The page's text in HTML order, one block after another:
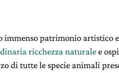
immenso patrimonio artistico
ricchezza naturalee
di tutte le specie animali